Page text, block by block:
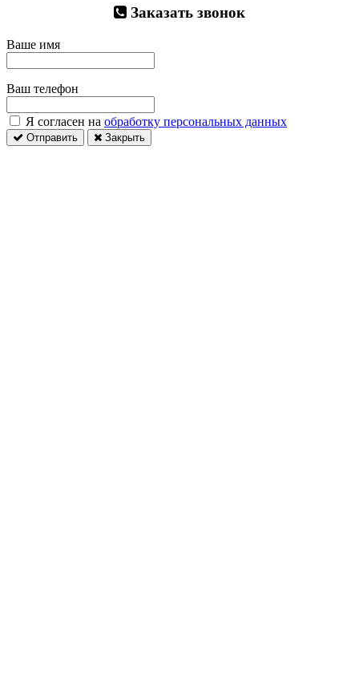
Заказать звонок
Ваше имя
Ваш телефон
Я согласен на обработку персональных данных
Отправить Закрыть